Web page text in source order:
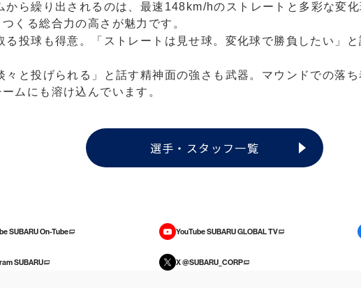
から繰り出されるのは、最速148km/hのストレートと多彩な変
くる総合力の高さが魅力です。
る投球も得意。「ストレートは見せ球。変化球で勝負したい」
々と投げられる」と話す精神面の強さも武器。マウンドでの落
ムにも溶け込んでいます。
選手・スタッフ一覧
SUBARU On-Tube YouTube SUBARU GLOBAL TV
SUBARU X @SUBARU_CORP